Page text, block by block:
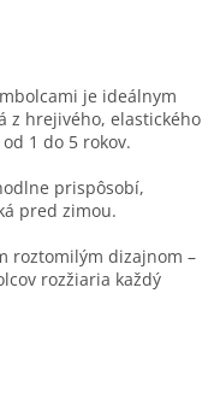
je ideálnym
z hrejivého, elastického
1 do 5 rokov.
prispôsobí,
pred zimou.
roztomilým dizajnom –
rozžiaria každý